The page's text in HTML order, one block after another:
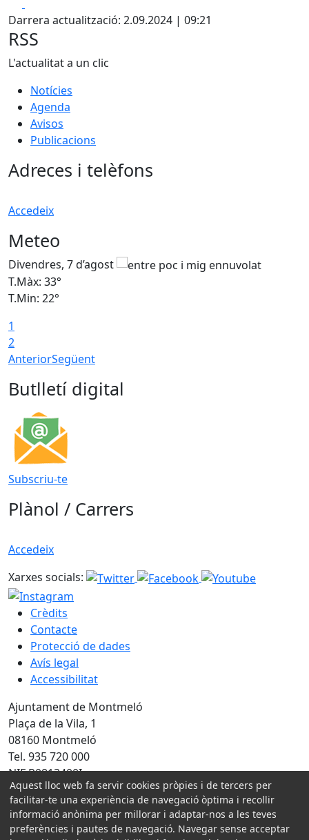
Darrera actualització: 2.09.2024 | 09:21
RSS
L'actualitat a un clic
Notícies
Agenda
Avisos
Publicacions
Adreces i telèfons
Accedeix
Meteo
Divendres, 7 d’agost
T.Màx: 33°
T.Min: 22°
1
2
AnteriorSegüent
Butlletí digital
Subscriu-te
Plànol / Carrers
Accedeix
Xarxes socials:
Crèdits
Contacte
Protecció de dades
Avís legal
Accessibilitat
Ajuntament de Montmeló
Plaça de la Vila, 1
08160 Montmeló
Tel. 935 720 000
NIF P0813400I
Amb la col·laboració de:
Aquest lloc web fa servir cookies pròpies i de tercers per
facilitar-te una experiència de navegació òptima i recollir
informació anònima per millorar i adaptar-nos a les teves
preferències i pautes de navegació. Navegar sense acceptar